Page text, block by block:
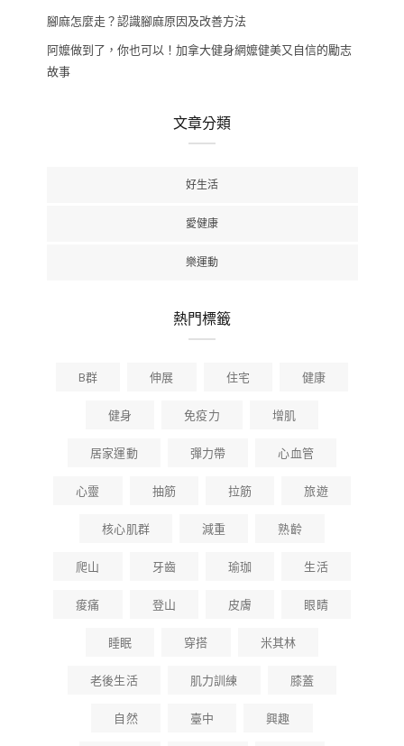
腳麻怎麼走？認識腳麻原因及改善方法
阿嬤做到了，你也可以！加拿大健身網嬤健美又自信的勵志
故事
文章分類
好生活
愛健康
樂運動
熱門標籤
B群 伸展 住宅
健康
健身
免疫力
增肌
居家運動
彈力帶
心血管
心靈
抽筋 拉筋
旅遊
核心肌群
減重
熟齡
爬山
牙齒 瑜珈
生活
痠痛
登山 皮膚
眼睛
睡眠
穿搭
米其林
老後生活
肌力訓練
膝蓋
自然
臺中
興趣